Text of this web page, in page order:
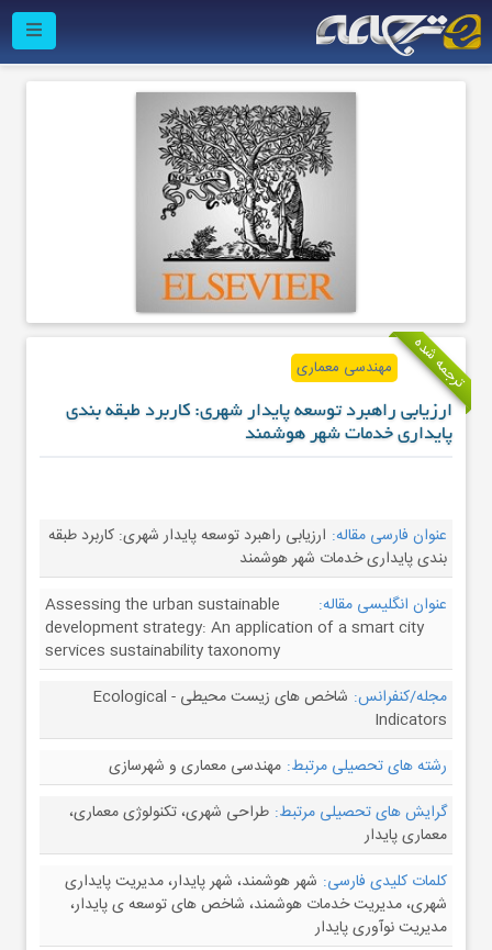
ترجمه شده مهندسی معماری
ارزیابی راهبرد توسعه پایدار شهری: کاربرد طبقه بندی
پایداری خدمات شهر هوشمند
عنوان فارسی مقاله: ارزیابی راهبرد توسعه پایدار شهری: کاربرد طبقه
بندی پایداری خدمات شهر هوشمند
عنوان انگلیسی مقاله:
Assessing the urban sustainable
development strategy: An application of a smart city
services sustainability taxonomy
مجله/کنفرانس:
شاخص های زیست محیطی - Ecological
Indicators
رشته های تحصیلی مرتبط: مهندسی معماری و شهرسازی
گرایش های تحصیلی مرتبط: طراحی شهری، تکنولوژی معماری،
معماری پایدار
کلمات کلیدی فارسی: شهر هوشمند، شهر پایدار، مدیریت پایداری
شهری، مدیریت خدمات هوشمند، شاخص های توسعه ی پایدار،
مدیریت نوآوری پایدار